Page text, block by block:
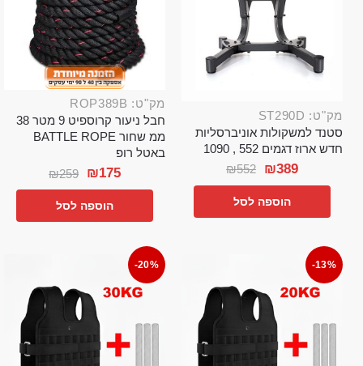
מק"ט: ST290D
סטנד למשקולות אוניברסליות
חדש ארוז דגמים 552 , 1090
₪552 ₪389
הוספה לסל
מק"ט: ROP389B
חבל ניעור קרוספיט 9 מטר 38
ממ שחור BATTLE ROPE
באטל רופ
₪259 ₪175
הוספה לסל
-13%
-20%